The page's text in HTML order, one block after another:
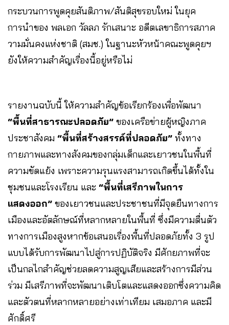
กระบวนการพูดคุยสันติภาพ/สันติสุขรอบใหม่ ในยุค
การนำของ พลเอก วัลลภ รักเสนาะ อดีตเลขาธิการสภาค
วามมั่นคงแห่งชาติ (สมช.) ในฐานะหัวหน้าคณะพูดคุยฯ
ยังให้ความสำคัญเรื่องนี้อยู่หรือไม่
รายงานฉบับนี้ ให้ความสำคัญข้อเรียกร้องเพื่อพัฒนา
“พื้นที่สาธารณะปลอดภัย” ของเครือข่ายผู้หญิงภาค
ประชาสังคม “พื้นที่สร้างสรรค์ที่ปลอดภัย” ทั้งทาง
กายภาพและทางสังคมของกลุ่มเด็กและเยาวชนในพื้นที่
ความขัดแย้ง เพราะความรุนแรงสามารถเกิดขึ้นได้ทั้งใน
ชุมชนและโรงเรียน และ “พื้นที่เสรีภาพในการ
แสดงออก” ของเยาวชนและประชาชนที่มีจุดยืนทางการ
เมืองและอัตลักษณ์ที่หลากหลายในพื้นที่ ซึ่งมีความตื่นตัว
ทางการเมืองสูงหากข้อเสนอเรื่องพื้นที่ปลอดภัยทั้ง 3 รูป
แบบได้รับการพัฒนาไปสู่การปฏิบัติจริง มีศักยภาพที่จะ
เป็นกลไกสำคัญช่วยลดความสูญเสียและสร้างการมีส่วน
ร่วม มีเสรีภาพที่จะพัฒนาเติบโตและแสดงออกซึ่งความคิด
และตัวตนที่หลากหลายอย่างเท่าเทียม เสมอภาค และมี
ศักดิ์ศรี